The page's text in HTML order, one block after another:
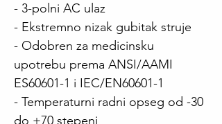
- 3-polni AC ulaz
- Ekstremno nizak gubitak struje
- Odobren za medicinsku
upotrebu prema ANSI/AAMI
ES60601-1 i IEC/EN60601-1
- Temperaturni radni opseg od -30
do +70 stepeni